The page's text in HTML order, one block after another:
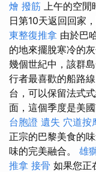
燴 撥筋 上午的空閒
日第10天返回回家
東整復推拿 由於巴
的地來擺脫寒冷的
幾個世紀中，該群
行者最喜歡的船路
台，可以保留法式
面，這個季度是美
台胞證 遺失 穴道按
正宗的巴黎美食的
味的完美融合。 雄
推拿 接骨 如果您正